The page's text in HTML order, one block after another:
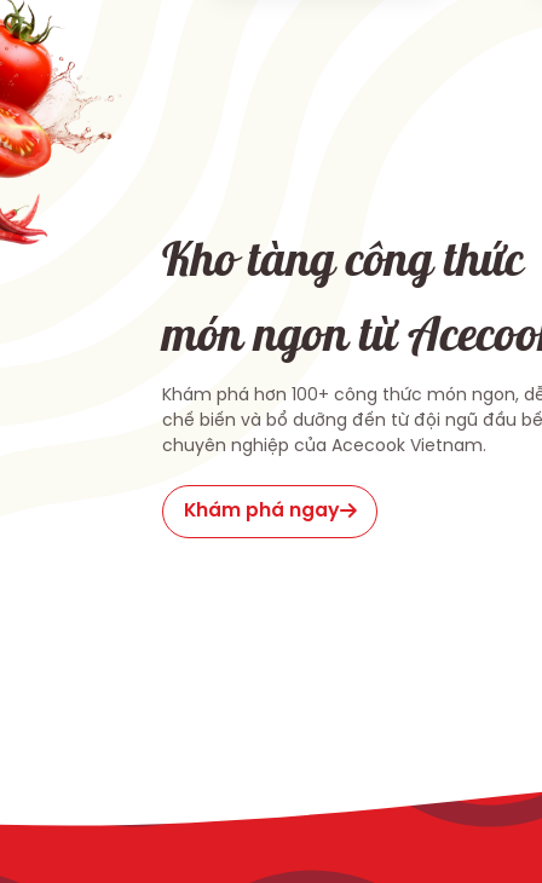
Kho tàng công thức
món ngon từ
Khám phá hơn 100+ công thức món ngon,
chế biến và bổ dưỡng đến từ đội ngũ đầu
chuyên nghiệp của Acecook Vietnam.
Khám phá ngay